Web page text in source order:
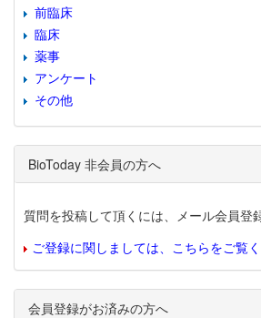
前臨床
臨床
薬事
アンケート
その他
BioToday 非会員の方へ
質問を投稿して頂くには、メール会員登
ご登録に関しましては、こちらをご覧く
会員登録がお済みの方へ